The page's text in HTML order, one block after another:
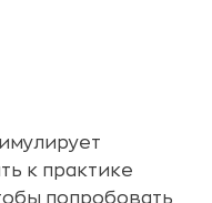
к практике
попробовать